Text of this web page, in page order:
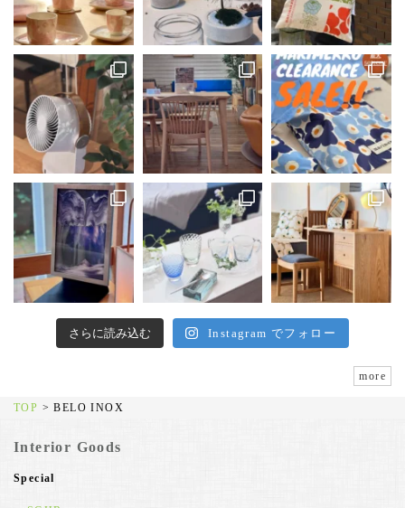
さらに読み込む Instagram でフォロー
more
TOP >BELO INOX
Interior Goods
Special